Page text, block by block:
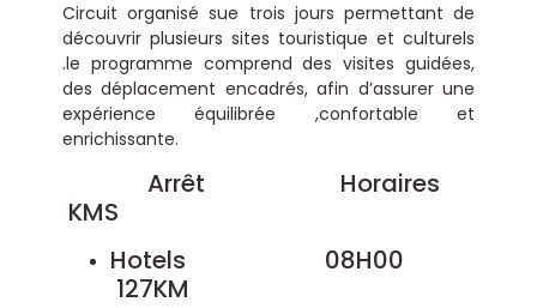
Circuit organisé sue trois jours permettant de
découvrir plusieurs sites touristique et culturels
.le programme comprend des visites guidées,
des déplacement encadrés, afin d’assurer une
expérience équilibrée ,confortable et
enrichissante.
Arrêt Horaires
KMS
Hotels 08H00
127KM